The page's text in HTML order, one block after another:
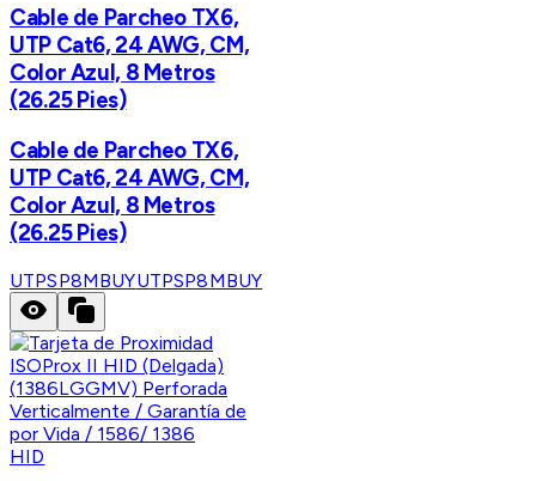
Cable de Parcheo TX6,
UTP Cat6, 24 AWG, CM,
Color Azul, 8 Metros
(26.25 Pies)
Cable de Parcheo TX6,
UTP Cat6, 24 AWG, CM,
Color Azul, 8 Metros
(26.25 Pies)
UTPSP8MBUYUTPSP8MBUY
HID